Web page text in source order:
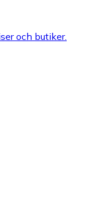
och butiker.